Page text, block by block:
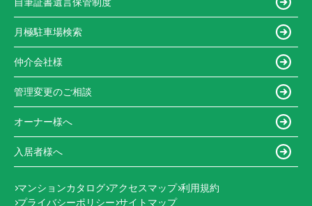
月極駐車場検索
仲介会社様
管理変更のご相談
オーナー様へ
入居者様へ
マンションカタログ アクセスマップ 利用規約
プライバシーポリシー サイトマップ